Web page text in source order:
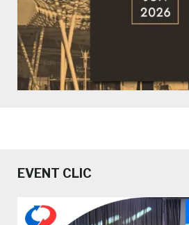
EVENT CLIC